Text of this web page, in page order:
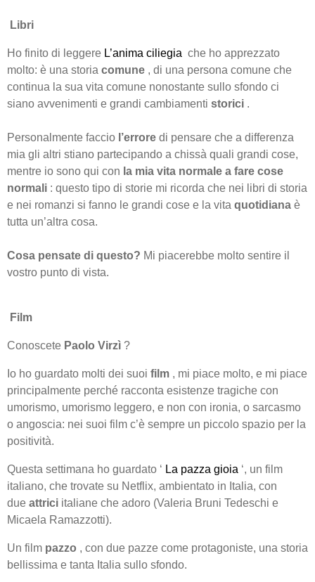
Libri
Ho finito di leggere L’anima ciliegia che ho apprezzato
molto: è una storia comune , di una persona comune che
continua la sua vita comune nonostante sullo sfondo ci
siano avvenimenti e grandi cambiamenti storici .
Personalmente faccio l’errore di pensare che a differenza
mia gli altri stiano partecipando a chissà quali grandi cose,
mentre io sono qui con la mia vita normale a fare cose
normali : questo tipo di storie mi ricorda che nei libri di storia
e nei romanzi si fanno le grandi cose e la vita quotidiana è
tutta un’altra cosa.
Cosa pensate di questo? Mi piacerebbe molto sentire il
vostro punto di vista.
️ Film
Conoscete Paolo Virzì ?
Io ho guardato molti dei suoi film , mi piace molto, e mi piace
principalmente perché racconta esistenze tragiche con
umorismo, umorismo leggero, e non con ironia, o sarcasmo
o angoscia: nei suoi film c’è sempre un piccolo spazio per la
positività.
Questa settimana ho guardato ‘ La pazza gioia ‘, un film
italiano, che trovate su Netflix, ambientato in Italia, con
due attrici italiane che adoro (Valeria Bruni Tedeschi e
Micaela Ramazzotti).
Un film pazzo , con due pazze come protagoniste, una storia
bellissima e tanta Italia sullo sfondo.